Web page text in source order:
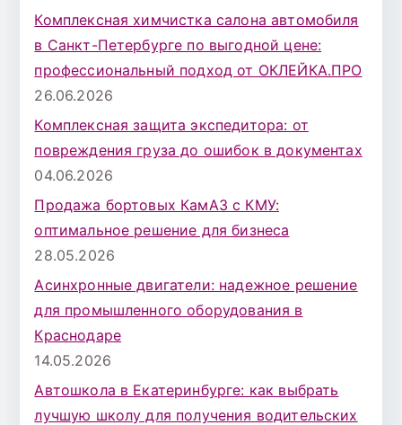
Комплексная химчистка салона автомобиля
в Санкт-Петербурге по выгодной цене:
профессиональный подход от ОКЛЕЙКА.ПРО
26.06.2026
Комплексная защита экспедитора: от
повреждения груза до ошибок в документах
04.06.2026
Продажа бортовых КамАЗ с КМУ:
оптимальное решение для бизнеса
28.05.2026
Асинхронные двигатели: надежное решение
для промышленного оборудования в
Краснодаре
14.05.2026
Автошкола в Екатеринбурге: как выбрать
лучшую школу для получения водительских